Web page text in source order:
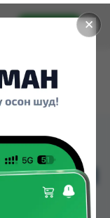
✕
Установить
СУСП
ФЛ